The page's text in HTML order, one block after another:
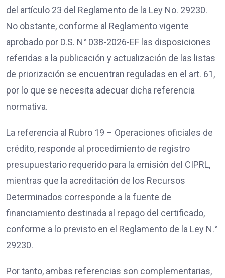
del artículo 23 del Reglamento de la Ley No. 29230.
No obstante, conforme al Reglamento vigente
aprobado por D.S. N° 038-2026-EF las disposiciones
referidas a la publicación y actualización de las listas
de priorización se encuentran reguladas en el art. 61,
por lo que se necesita adecuar dicha referencia
normativa.
La referencia al Rubro 19 – Operaciones oficiales de
crédito, responde al procedimiento de registro
presupuestario requerido para la emisión del CIPRL,
mientras que la acreditación de los Recursos
Determinados corresponde a la fuente de
financiamiento destinada al repago del certificado,
conforme a lo previsto en el Reglamento de la Ley N.°
29230.
Por tanto, ambas referencias son complementarias,